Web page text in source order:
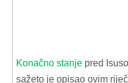
Konačno stanje pred
sažeto je opisao ovim